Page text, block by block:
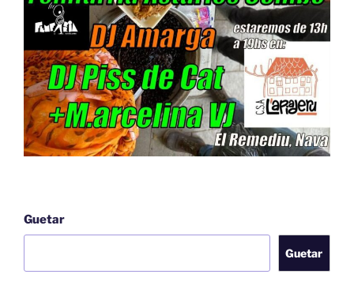
Guetar
Guetar